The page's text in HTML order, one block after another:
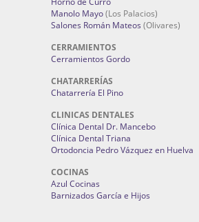
Manolo Mayo(Los Palacios)
Salones Román Mateos (Olivares)
CERRAMIENTOS
Cerramientos Gordo
CHATARRERÍAS
Chatarrería El Pino
CLINICAS DENTALES
Clínica Dental Dr. Mancebo
Clínica Dental Triana
Ortodoncia Pedro Vázquez en Huelva
COCINAS
Azul Cocinas
Barnizados García e Hijos